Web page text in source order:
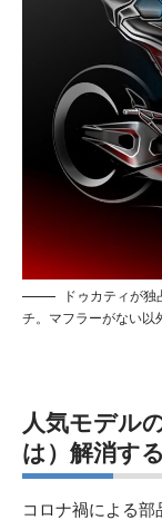
ドゥカティが
チ。マフラーがない以
人気モデル
は）解消する
コロナ禍による